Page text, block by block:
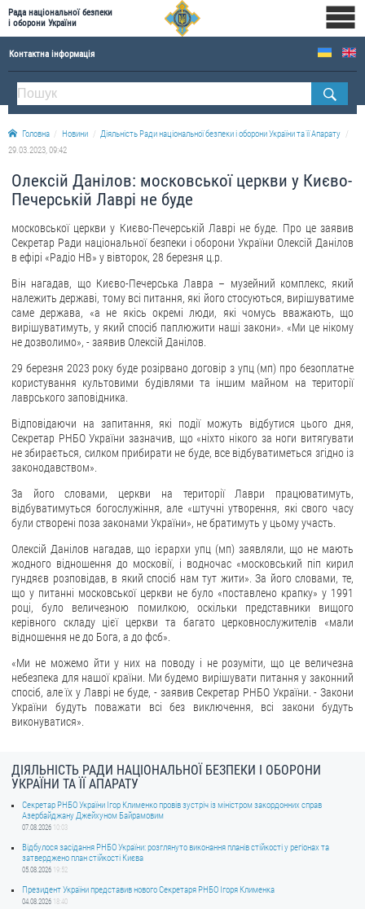
Рада національної безпеки
і оборони України
Контактна інформація
ПРО РНБОУ
Склад Ради національної безпеки і оборони України
Апарат Ради національної безпеки і оборони України
Історична довідка про діяльність Ради національної безпеки і оборони України
ПРЕСЦЕНТР
Новини
Drone Deals
Фотогалерея
ЗВЕРНЕННЯ ГРОМАДЯН
Звернення громадян
Електронне звернення
Організація доступу до публічної інформації
Облік публічної інформації
Питання запобігання корупції
Публічні закупівлі
Внутрішній аудит
ДЕРЖАВНИЙ РЕЄСТР САНКЦІЙ
Головна Новини
Діяльність Ради національної безпеки і оборони України та її Апарату
29.03.2023, 09:42
Олексій Данілов: московської церкви у Києво-
Печерській Лаврі не буде
московської церкви у Києво-Печерській Лаврі не буде. Про це заявив
Секретар Ради національної безпеки і оборони України Олексій Данілов
в ефірі «Радіо НВ» у вівторок, 28 березня ц.р.
Він нагадав, що Києво-Печерська Лавра – музейний комплекс, який
належить державі, тому всі питання, які його стосуються, вирішуватиме
саме держава, «а не якісь окремі люди, які чомусь вважають, що
вирішуватимуть, у який спосіб паплюжити наші закони». «Ми це нікому
не дозволимо», - заявив Олексій Данілов.
29 березня 2023 року буде розірвано договір з упц (мп) про безоплатне
користування культовими будівлями та іншим майном на території
лаврського заповідника.
Відповідаючи на запитання, які події можуть відбутися цього дня,
Секретар РНБО України зазначив, що «ніхто нікого за ноги витягувати
не збирається, силком прибирати не буде, все відбуватиметься згідно із
законодавством».
За його словами, церкви на території Лаври працюватимуть,
відбуватимуться богослужіння, але «штучні утворення, які свого часу
були створені поза законами України», не братимуть у цьому участь.
Олексій Данілов нагадав, що ієрархи упц (мп) заявляли, що не мають
жодного відношення до московії, і водночас «московський піп кирил
гундяєв розповідав, в який спосіб нам тут жити». За його словами, те,
що у питанні московської церкви не було «поставлено крапку» у 1991
році, було величезною помилкою, оскільки представники вищого
керівного складу цієї церкви та багато церковнослужителів «мали
відношення не до Бога, а до фсб».
«Ми не можемо йти у них на поводу і не розуміти, що це величезна
небезпека для нашої країни. Ми будемо вирішувати питання у законний
спосіб, але їх у Лаврі не буде, - заявив Секретар РНБО України. - Закони
України будуть поважати всі без виключення, всі закони будуть
виконуватися».
ДІЯЛЬНІСТЬ РАДИ НАЦІОНАЛЬНОЇ БЕЗПЕКИ І ОБОРОНИ
УКРАЇНИ ТА ЇЇ АПАРАТУ
Секретар РНБО України Ігор Клименко провів зустріч із міністром закордонних справ
Азербайджану Джейхуном Байрамовим
07.08.2026 10:03
Відбулося засідання РНБО України: розглянуто виконання планів стійкості у регіонах та
затверджено план стійкості Києва
05.08.2026 19:52
Президент України представив нового Секретаря РНБО Ігоря Клименка
04.08.2026 18:40